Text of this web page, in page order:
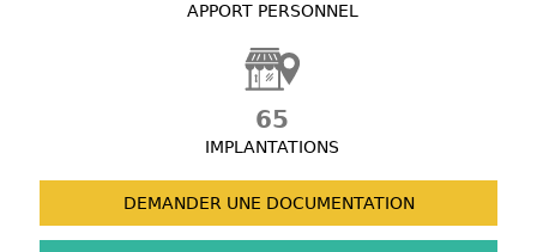
APPORT PERSONNEL
65
IMPLANTATIONS
DEMANDER UNE DOCUMENTATION